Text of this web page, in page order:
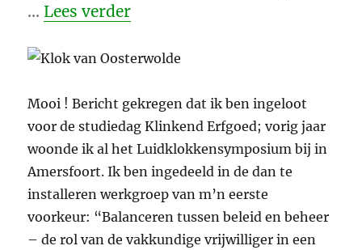
… Lees verder“Luidklokken !”
Mooi ! Bericht gekregen dat ik ben ingeloot
voor de studiedag Klinkend Erfgoed; vorig jaar
woonde ik al het Luidklokkensymposium bij in
Amersfoort. Ik ben ingedeeld in de dan te
installeren werkgroep van m’n eerste
voorkeur: “Balanceren tussen beleid en beheer
– de rol van de vakkundige vrijwilliger in een